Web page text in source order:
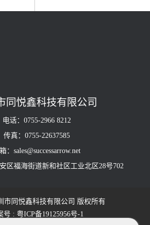
同悦鑫科技有限公司
电话：0755-2966 8212
传真：0755-22637585
：sales@successarrow.net
区福海街道新和社区工业北区28号702
市同悦鑫科技有限公司 版权所有
号 : 粤ICP备19125956号-1